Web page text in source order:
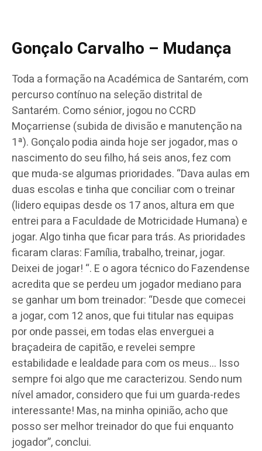
Gonçalo Carvalho – Mudança
Toda a formação na Académica de Santarém, com
percurso contínuo na seleção distrital de
Santarém. Como sénior, jogou no CCRD
Moçarriense (subida de divisão e manutenção na
1ª). Gonçalo podia ainda hoje ser jogador, mas o
nascimento do seu filho, há seis anos, fez com
que muda-se algumas prioridades. “Dava aulas em
duas escolas e tinha que conciliar com o treinar
(lidero equipas desde os 17 anos, altura em que
entrei para a Faculdade de Motricidade Humana) e
jogar. Algo tinha que ficar para trás. As prioridades
ficaram claras: Família, trabalho, treinar, jogar.
Deixei de jogar! “. E o agora técnico do Fazendense
acredita que se perdeu um jogador mediano para
se ganhar um bom treinador: “Desde que comecei
a jogar, com 12 anos, que fui titular nas equipas
por onde passei, em todas elas enverguei a
braçadeira de capitão, e revelei sempre
estabilidade e lealdade para com os meus… Isso
sempre foi algo que me caracterizou. Sendo num
nível amador, considero que fui um guarda-redes
interessante! Mas, na minha opinião, acho que
posso ser melhor treinador do que fui enquanto
jogador”, conclui.